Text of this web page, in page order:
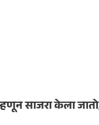
साजरा केला